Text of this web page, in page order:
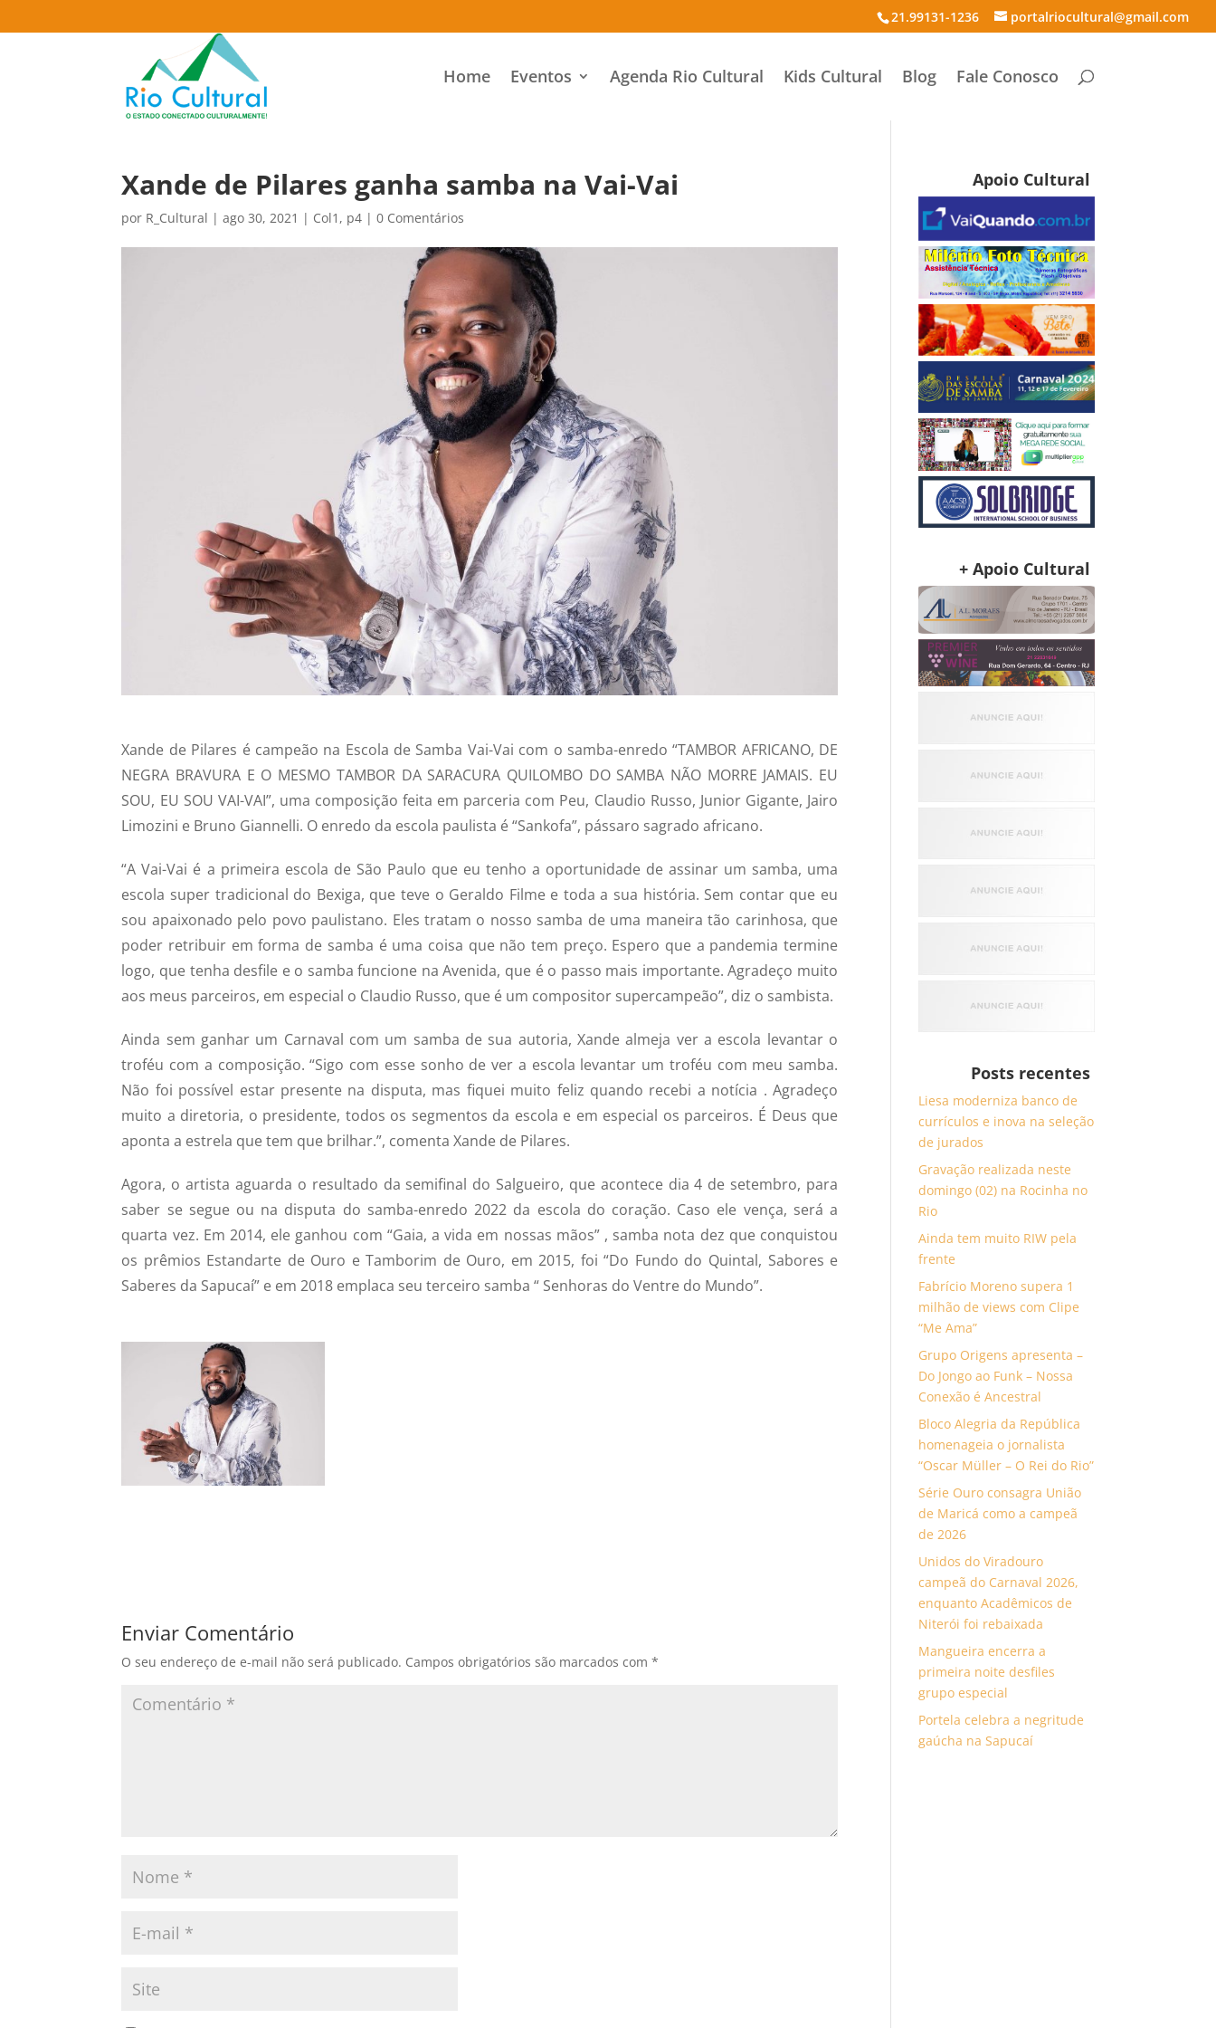
21.99131-1236 portalriocultural@gmail.com
Home Eventos Agenda Rio Cultural Kids Cultural Blog Fale Conosco
Xande de Pilares ganha samba na Vai-Vai
por R_Cultural |ago 30, 2021 | Col1 , p4 |0 Comentários
Xande de Pilares é campeão na Escola de Samba Vai-Vai com o samba-enredo “TAMBOR AFRICANO, DE
NEGRA BRAVURA E O MESMO TAMBOR DA SARACURA QUILOMBO DO SAMBA NÃO MORRE JAMAIS. EU
SOU, EU SOU VAI-VAI”, uma composição feita em parceria com Peu, Claudio Russo, Junior Gigante, Jairo
Limozini e Bruno Giannelli. O enredo da escola paulista é “Sankofa”, pássaro sagrado africano.
“A Vai-Vai é a primeira escola de São Paulo que eu tenho a oportunidade de assinar um samba, uma
escola super tradicional do Bexiga, que teve o Geraldo Filme e toda a sua história. Sem contar que eu
sou apaixonado pelo povo paulistano. Eles tratam o nosso samba de uma maneira tão carinhosa, que
poder retribuir em forma de samba é uma coisa que não tem preço. Espero que a pandemia termine
logo, que tenha desfile e o samba funcione na Avenida, que é o passo mais importante. Agradeço muito
aos meus parceiros, em especial o Claudio Russo, que é um compositor supercampeão”, diz o sambista.
Ainda sem ganhar um Carnaval com um samba de sua autoria, Xande almeja ver a escola levantar o
troféu com a composição. “Sigo com esse sonho de ver a escola levantar um troféu com meu samba.
Não foi possível estar presente na disputa, mas fiquei muito feliz quando recebi a notícia . Agradeço
muito a diretoria, o presidente, todos os segmentos da escola e em especial os parceiros. É Deus que
aponta a estrela que tem que brilhar.”, comenta Xande de Pilares.
Agora, o artista aguarda o resultado da semifinal do Salgueiro, que acontece dia 4 de setembro, para
saber se segue ou na disputa do samba-enredo 2022 da escola do coração. Caso ele vença, será a
quarta vez. Em 2014, ele ganhou com “Gaia, a vida em nossas mãos” , samba nota dez que conquistou
os prêmios Estandarte de Ouro e Tamborim de Ouro, em 2015, foi “Do Fundo do Quintal, Sabores e
Saberes da Sapucaí” e em 2018 emplaca seu terceiro samba “ Senhoras do Ventre do Mundo”.
Enviar Comentário
O seu endereço de e-mail não será publicado. Campos obrigatórios são marcados com*
Apoio Cultural
+ Apoio Cultural
Posts recentes
Liesa moderniza banco de
currículos e inova na seleção
de jurados
Gravação realizada neste
domingo (02) na Rocinha no
Rio
Ainda tem muito RIW pela
frente
Fabrício Moreno supera 1
milhão de views com Clipe
“Me Ama”
Grupo Origens apresenta –
Do Jongo ao Funk – Nossa
Conexão é Ancestral
Bloco Alegria da República
homenageia o jornalista
“Oscar Müller – O Rei do Rio”
Série Ouro consagra União
de Maricá como a campeã
de 2026
Unidos do Viradouro
campeã do Carnaval 2026,
enquanto Acadêmicos de
Niterói foi rebaixada
Mangueira encerra a
primeira noite desfiles
grupo especial
Portela celebra a negritude
gaúcha na Sapucaí